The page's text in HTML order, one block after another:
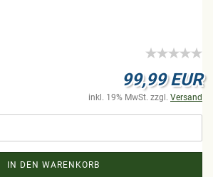
99,99 EUR
inkl. 19% MwSt. zzgl. Versand
IN DEN WARENKORB